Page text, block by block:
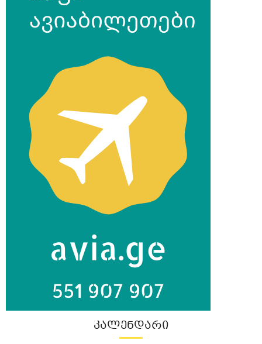
ᲙᲐᲚᲔᲜᲓᲐᲠᲘ